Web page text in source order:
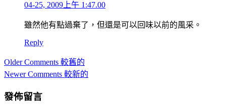
04-25, 2009上午 1:47.00
雖然他有點過棄了，但還是可以回味以前的風采。
Reply
Comment
navigation
Older Comments 較舊的
Newer Comments 較新的
發佈留言